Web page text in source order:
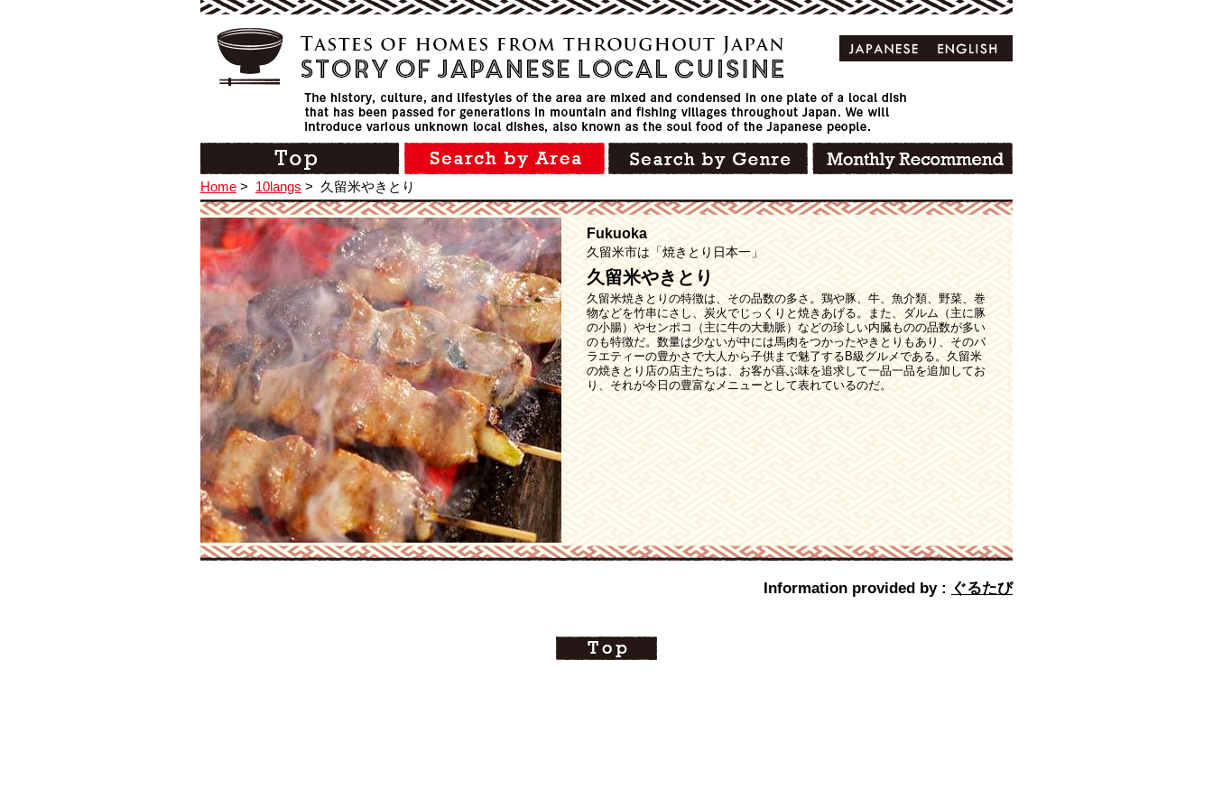
Home > 10langs > 久留米やきとり
Fukuoka
久留米市は「焼きとり日本一」
久留米やきとり
久留米焼きとりの特徴は、その品数の多さ。鶏や豚、牛、魚介類、野菜、巻
物などを竹串にさし、炭火でじっくりと焼きあげる。また、ダルム（主に豚
の小腸）やセンポコ（主に牛の大動脈）などの珍しい内臓ものの品数が多い
のも特徴だ。数量は少ないが中には馬肉をつかったやきとりもあり、そのバ
ラエティーの豊かさで大人から子供まで魅了するB級グルメである。久留米
の焼きとり店の店主たちは、お客が喜ぶ味を追求して一品一品を追加してお
り、それが今日の豊富なメニューとして表れているのだ。
Information provided by : ぐるたび